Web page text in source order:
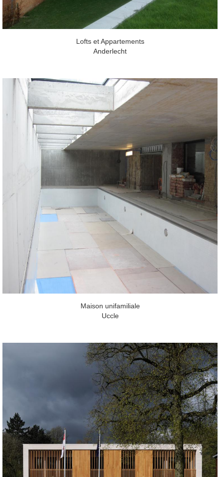
Lofts et Appartements
Anderlecht
Maison unifamiliale
Uccle